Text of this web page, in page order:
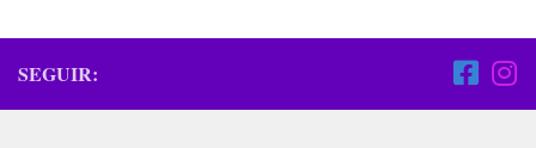
SEGUIR: